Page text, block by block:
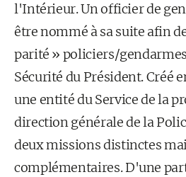
l'Intérieur. Un officier de
être nommé à sa suite afin
parité » policiers/
Sécurité du Président. Créé
une entité du Service de la
direction générale de la
deux missions distinctes
complémentaires. D'une